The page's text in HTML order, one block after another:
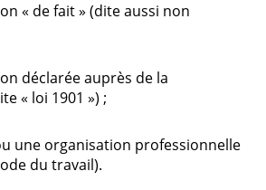
« de fait » (dite aussi non
déclarée auprès de la
« loi 1901 ») ;
une organisation professionnelle
du travail).